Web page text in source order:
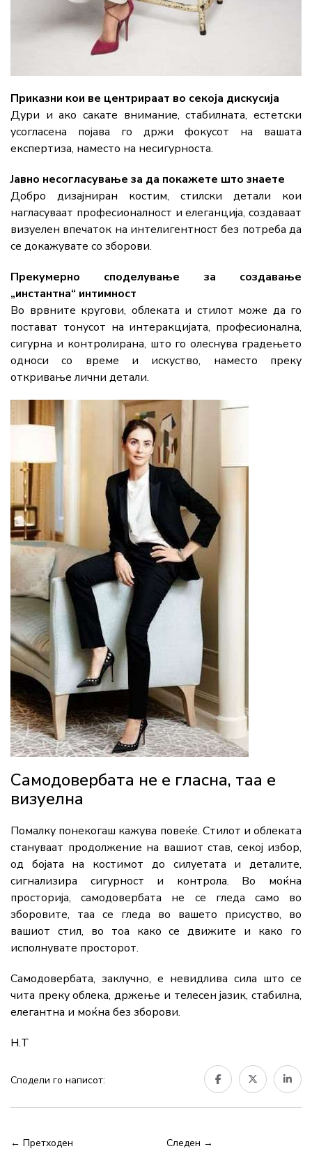
Приказни кои ве центрираат во секоја дискусија
Дури и ако сакате внимание, стабилната, естетски
усогласена појава го држи фокусот на вашата
експертиза, наместо на несигурноста.
Јавно несогласување за да покажете што знаете
Добро дизајниран костим, стилски детали кои
нагласуваат професионалност и елеганција, создаваат
визуелен впечаток на интелигентност без потреба да
се докажувате со зборови.
Прекумерно споделување за создавање
„инстантна“ интимност
Во врвните кругови, облеката и стилот може да го
постават тонусот на интеракцијата, професионална,
сигурна и контролирана, што го олеснува градењето
односи со време и искуство, наместо преку
откривање лични детали.
Самодовербата не е гласна, таа е
визуелна
Помалку понекогаш кажува повеќе. Стилот и облеката
стануваат продолжение на вашиот став, секој избор,
од бојата на костимот до силуетата и деталите,
сигнализира сигурност и контрола. Во моќна
просторија, самодовербата не се гледа само во
зборовите, таа се гледа во вашето присуство, во
вашиот стил, во тоа како се движите и како го
исполнувате просторот.
Самодовербата, заклучно, е невидлива сила што се
чита преку облека, држење и телесен јазик, стабилна,
елегантна и моќна без зборови.
Н.Т
Сподели го написот:
← Претходен Следен →